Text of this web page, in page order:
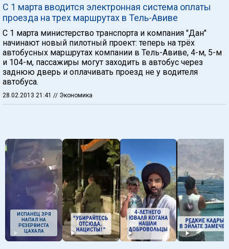
С 1 марта вводится электронная система оплаты
проезда на трех маршрутах в Тель-Авиве
С 1 марта министерство транспорта и компания "Дан"
начинают новый пилотный проект: теперь на трёх
автобусных маршрутах компании в Тель-Авиве, 4-м, 5-м
и 104-м, пассажиры могут заходить в автобус через
заднюю дверь и оплачивать проезд не у водителя
автобуса.
28.02.2013 21:41 // Экономика
ИСПАНЕЦ ЗРЯ
НАПАЛ НА
РЕЗЕРВИСТА
ЦАХАЛА